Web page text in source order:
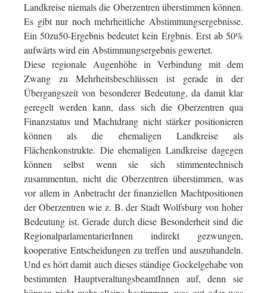
Landkreise niemals die Oberzentren überstimmen können.
Es gibt nur noch mehrheitliche Abstimmungsergebnisse.
Ein 50zu50-Ergebnis bedeutet kein Ergbnis. Erst ab 50%
aufwärts wird ein Abstimmungsergebnis gewertet.
Diese regionale Augenhöhe in Verbindung mit dem
Zwang zu Mehrheitsbeschlüssen ist gerade in der
Übergangszeit von besonderer Bedeutung, da damit klar
geregelt werden kann, dass sich die Oberzentren qua
Finanzstatus und Machtdrang nicht stärker positionieren
können als die ehemaligen Landkreise als
Flächenkonstrukte. Die ehemaligen Landkreise dagegen
können selbst wenn sie sich stimmentechnisch
zusammentun, nicht die Oberzentren überstimmen, was
vor allem in Anbetracht der finanziellen Machtpositionen
der Oberzentren wie z. B. der Stadt Wolfsburg von hoher
Bedeutung ist. Gerade durch diese Besonderheit sind die
RegionalparlamentarierInnen indirekt gezwungen,
kooperative Entscheidungen zu treffen und auszuhandeln.
Und es hört damit auch dieses ständige Gockelgehabe von
bestimmten HauptveraltungsbeamtInnen auf, denn sie